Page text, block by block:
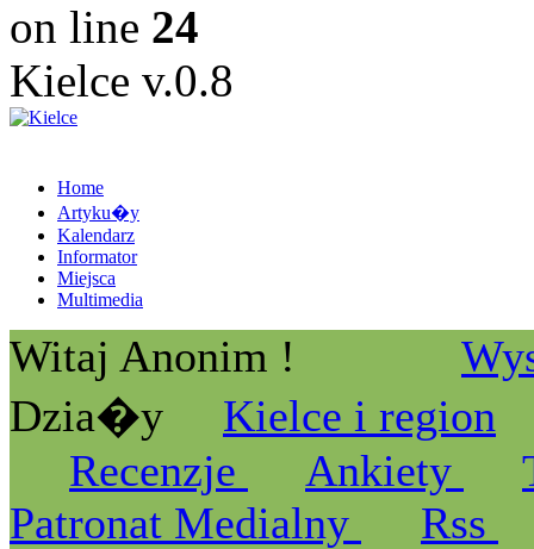
on line 24
Kielce v.0.8
Home
Artyku�y
Kalendarz
Informator
Miejsca
Multimedia
Witaj Anonim !
Dzia�y
Kielce i region
Recenzje
Ankiety
Patronat Medialny
Rss